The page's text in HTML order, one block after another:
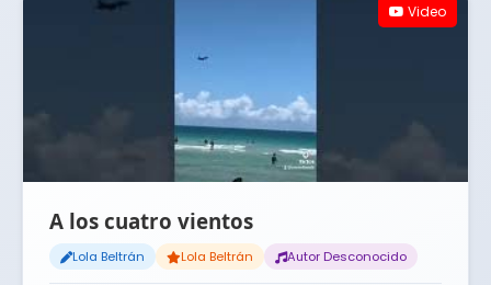
Video
A los cuatro vientos
Lola Beltrán Lola Beltrán Autor Desconocido